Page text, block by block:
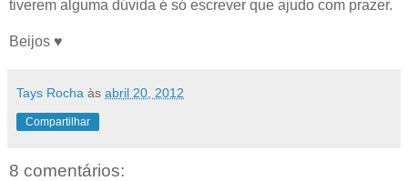
tiverem alguma dúvida é só escrever que ajudo com prazer.
Beijos ♥
Tays Rocha às abril 20, 2012
Compartilhar
8 comentários: